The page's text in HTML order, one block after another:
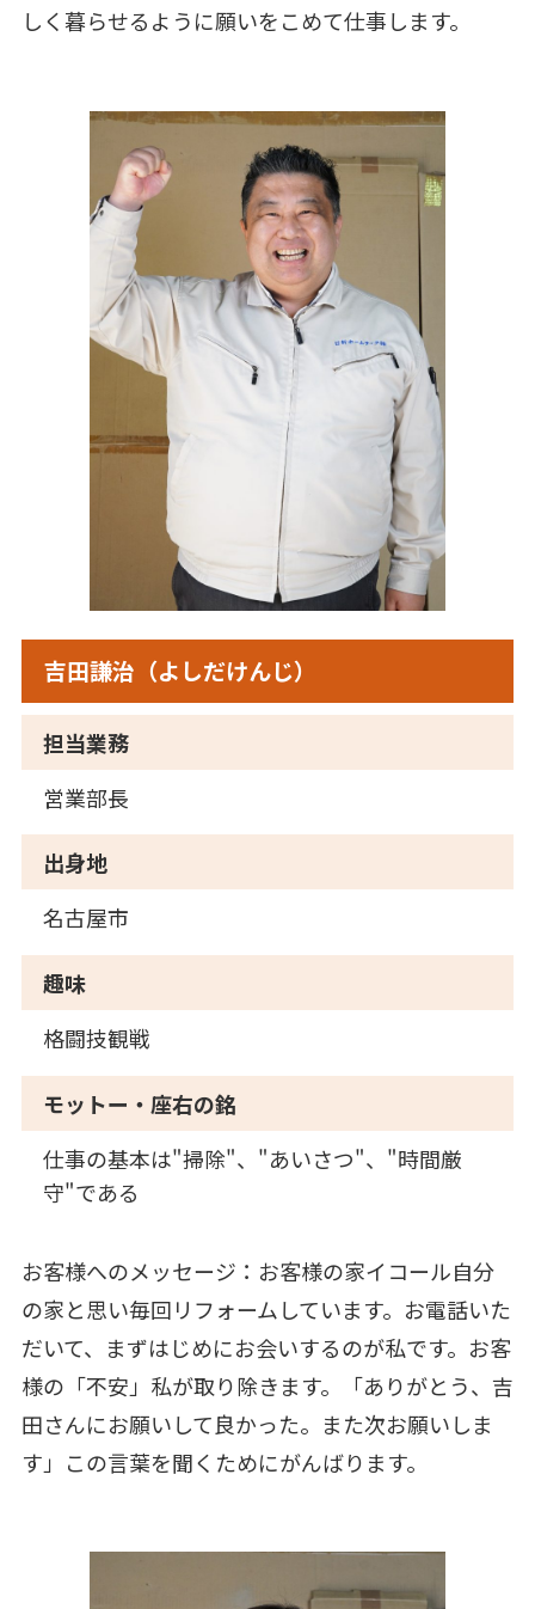
しく暮らせるように願いをこめて仕事します。
吉田謙治（よしだけんじ）
担当業務
営業部長
出身地
名古屋市
趣味
格闘技観戦
モットー・座右の銘
仕事の基本は"掃除"、"あいさつ"、"時間厳
守"である
お客様へのメッセージ：お客様の家イコール自分
の家と思い毎回リフォームしています。お電話いた
だいて、まずはじめにお会いするのが私です。お客
様の「不安」私が取り除きます。「ありがとう、吉
田さんにお願いして良かった。また次お願いしま
す」この言葉を聞くためにがんばります。